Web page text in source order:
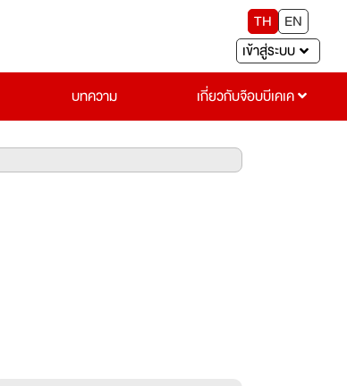
TH
EN
เข้าสู่ระบบ
บทความ เกี่ยวกับจ๊อบบีเคเค